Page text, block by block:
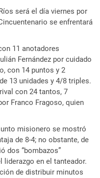
será el día viernes por
se enfrentará
11 anotadores
Fernández por cuidado
con 14 puntos y 2
13 unidades y 4/8 triples.
con 24 tantos, 7
Franco Fragoso, quien
misionero se mostró
de 8-4; no obstante, de
dos “bombazos”
liderazgo en el tanteador.
de distribuir minutos